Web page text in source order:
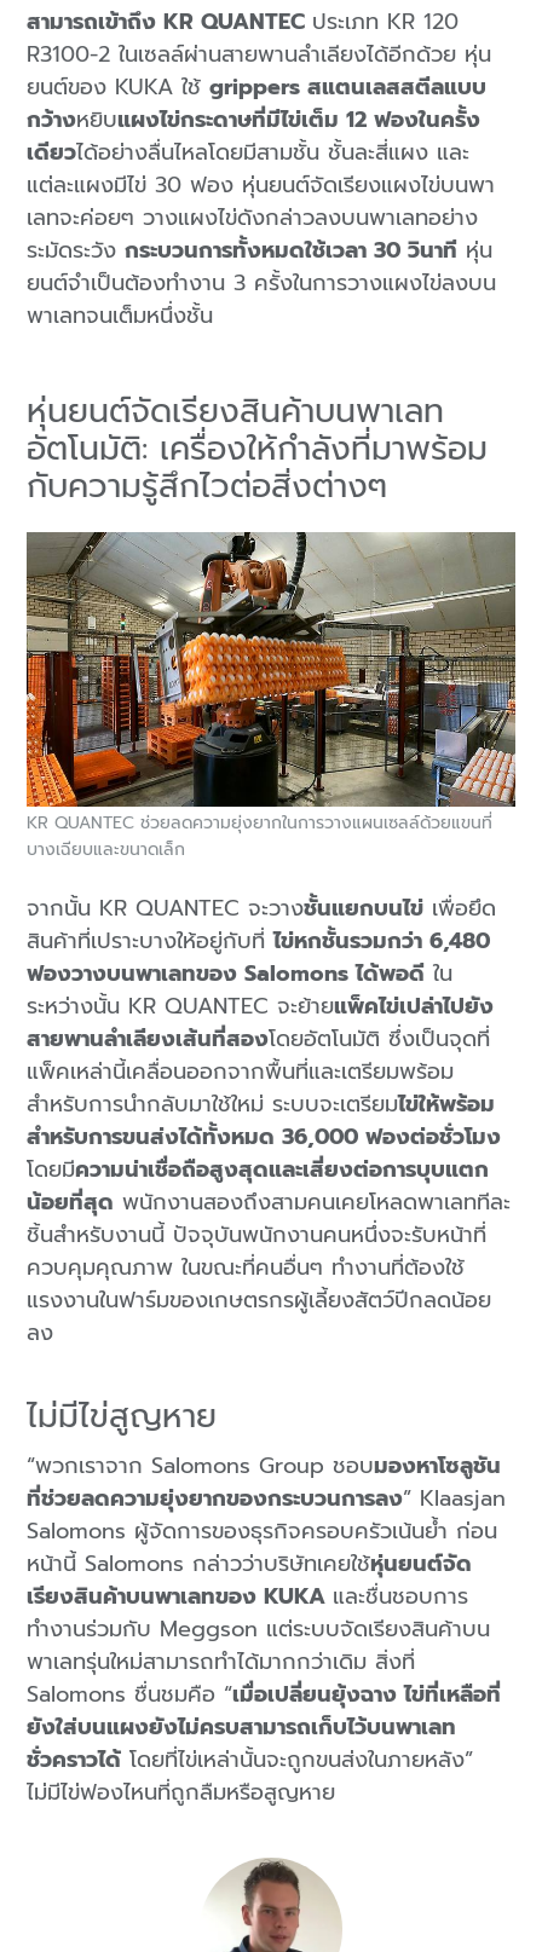
สามารถเข้าถึง KR QUANTEC ประเภท KR 120
R3100-2 ในเซลล์ผ่านสายพานลำเลียงได้อีกด้วย หุ่น
ยนต์ของ KUKA ใช้grippers สแตนเลสสตีลแบบ
กว้างหยิบแผงไข่กระดาษที่มีไข่เต็ม 12 ฟองในครั้ง
เดียวได้อย่างลื่นไหลโดยมีสามชั้น ชั้นละสี่แผง และ
แต่ละแผงมีไข่ 30 ฟอง หุ่นยนต์จัดเรียงแผงไข่บนพา
เลทจะค่อยๆ วางแผงไข่ดังกล่าวลงบนพาเลทอย่าง
ระมัดระวังกระบวนการทั้งหมดใช้เวลา 30 วินาที หุ่น
ยนต์จำเป็นต้องทำงาน 3 ครั้งในการวางแผงไข่ลงบน
พาเลทจนเต็มหนึ่งชั้น
หุ่นยนต์จัดเรียงสินค้าบนพาเลท
อัตโนมัติ: เครื่องให้กำลังที่มาพร้อม
กับความรู้สึกไวต่อสิ่งต่างๆ
จากนั้น KR QUANTEC จะวางชั้นแยกบนไข่ เพื่อยึด
สินค้าที่เปราะบางให้อยู่กับที่ไข่หกชั้นรวมกว่า 6,480
ฟองวางบนพาเลทของ Salomons ได้พอดี ใน
ระหว่างนั้น KR QUANTEC จะย้ายแพ็คไข่เปล่าไปยัง
สายพานลำเลียงเส้นที่สองโดยอัตโนมัติ ซึ่งเป็นจุดที่
แพ็คเหล่านี้เคลื่อนออกจากพื้นที่และเตรียมพร้อม
สำหรับการนำกลับมาใช้ใหม่ ระบบจะเตรียมไข่ให้พร้อม
สำหรับการขนส่งได้ทั้งหมด 36,000 ฟองต่อชั่วโมง
โดยมีความน่าเชื่อถือสูงสุดและเสี่ยงต่อการบุบแตก
น้อยที่สุด พนักงานสองถึงสามคนเคยโหลดพาเลททีละ
ชิ้นสำหรับงานนี้ ปัจจุบันพนักงานคนหนึ่งจะรับหน้าที่
ควบคุมคุณภาพ ในขณะที่คนอื่นๆ ทำงานที่ต้องใช้
แรงงานในฟาร์มของเกษตรกรผู้เลี้ยงสัตว์ปีกลดน้อย
ลง
KR QUANTEC ช่วยลดความยุ่งยากในการวางแผนเซลล์ด้วยแขนที่
บางเฉียบและขนาดเล็ก
ไม่มีไข่สูญหาย
“พวกเราจาก Salomons Group ชอบมองหาโซลูชัน
ที่ช่วยลดความยุ่งยากของกระบวนการลง” Klaasjan
Salomons ผู้จัดการของธุรกิจครอบครัวเน้นย้ำ ก่อน
หน้านี้ Salomons กล่าวว่าบริษัทเคยใช้หุ่นยนต์จัด
เรียงสินค้าบนพาเลทของ KUKA และชื่นชอบการ
ทำงานร่วมกับ Meggson แต่ระบบจัดเรียงสินค้าบน
พาเลทรุ่นใหม่สามารถทำได้มากกว่าเดิม สิ่งที่
Salomons ชื่นชมคือ “เมื่อเปลี่ยนยุ้งฉาง ไข่ที่เหลือที่
ยังใส่บนแผงยังไม่ครบสามารถเก็บไว้บนพาเลท
ชั่วคราวได้ โดยที่ไข่เหล่านั้นจะถูกขนส่งในภายหลัง”
ไม่มีไข่ฟองไหนที่ถูกลืมหรือสูญหาย